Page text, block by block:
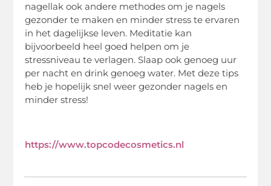
nagellak ook andere methodes om je nagels
gezonder te maken en minder stress te ervaren
in het dagelijkse leven. Meditatie kan
bijvoorbeeld heel goed helpen om je
stressniveau te verlagen. Slaap ook genoeg uur
per nacht en drink genoeg water. Met deze tips
heb je hopelijk snel weer gezonder nagels en
minder stress!
https://www.topcodecosmetics.nl